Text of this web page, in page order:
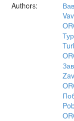
Authors: